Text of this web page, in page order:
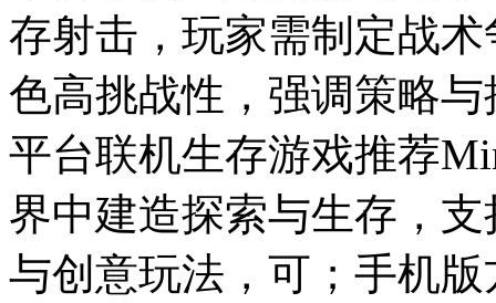
存射击，玩家需制定战
色高挑战性，强调策略
平台联机生存游戏推荐
界中建造探索与生存，
与创意玩法，可；手机